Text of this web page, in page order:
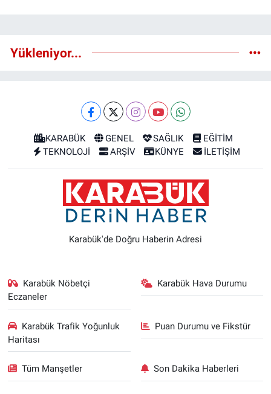
Yükleniyor...
KARABÜK GENEL SAĞLIK
EĞİTİM
TEKNOLOJİ
ARŞİV KÜNYE İLETİŞİM
Karabük'de Doğru Haberin Adresi
Karabük Nöbetçi
Eczaneler
Karabük Hava Durumu
Karabük Trafik Yoğunluk
Haritası
Puan Durumu ve Fikstür
Tüm Manşetler Son Dakika Haberleri